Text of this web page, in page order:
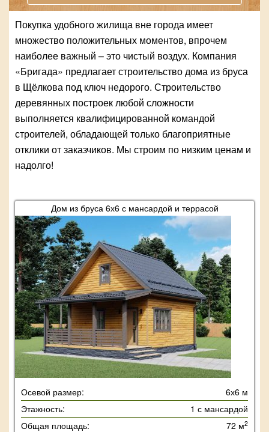
Покупка удобного жилища вне города имеет
множество положительных моментов, впрочем
наиболее важный – это чистый воздух. Компания
«Бригада» предлагает строительство дома из бруса
в Щёлкова под ключ недорого. Строительство
деревянных построек любой сложности
выполняется квалифицированной командой
строителей, обладающей только благоприятные
отклики от заказчиков. Мы строим по низким ценам и
надолго!
Дом из бруса 6х6 с мансардой и террасой
Осевой размер:
6х6 м
Этажность:
1 с мансардой
Общая площадь:
72 м2